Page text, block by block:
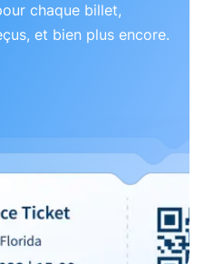
chaque billet,
et bien plus encore.